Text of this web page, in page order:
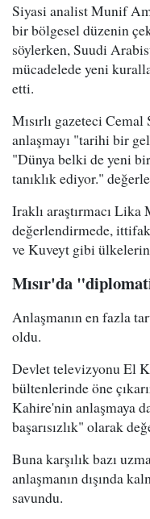
Siyasi analist Munif
bir bölgesel düzenin
söylerken, Suudi
mücadelede yeni
etti.
Mısırlı gazeteci
anlaşmayı "tarihi bir
"Dünya belki de yeni
tanıklık ediyor."
Iraklı araştırmacı Lika
değerlendirmede,
ve Kuveyt gibi
Mısır'da
Anlaşmanın en fazla
oldu.
Devlet televizyonu El
bültenlerinde öne
Kahire'nin anlaşmaya
başarısızlık" olarak
Buna karşılık bazı
anlaşmanın dışında
savundu.